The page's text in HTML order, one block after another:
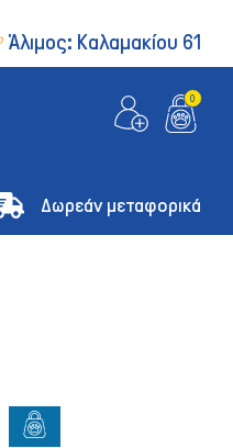
Άλιμος: Καλαμακίου 61
0
Δωρεάν μεταφορικά